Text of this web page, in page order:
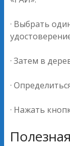
· Выбрать
· Затем в
·
· Нажать